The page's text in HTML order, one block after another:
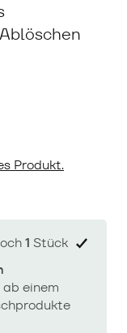
Produkt.
einem
1 Stück